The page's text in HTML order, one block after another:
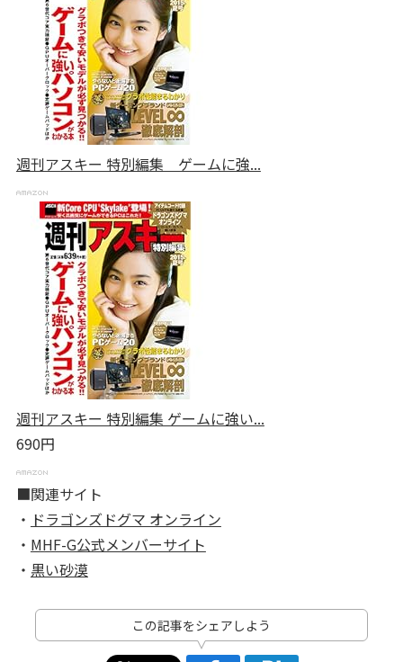
週刊アスキー 特別編集 ゲームに強...
週刊アスキー 特別編集 ゲームに強い...
690円
■関連サイト
・ ドラゴンズドグマ オンライン
・ MHF-G公式メンバーサイト
・ 黒い砂漠
この記事をシェアしよう